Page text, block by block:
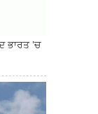
ਭਾਰਤ 'ਚ